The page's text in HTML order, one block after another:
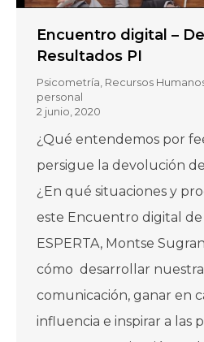
Encuentro digital –
Resultados PI
Psicometría, Recursos
personal
2 junio, 2020
¿Qué entendemos por
persigue la devolución
¿En qué situaciones y
este Encuentro digital de
ESPERTA, Montse
cómo desarrollar
comunicación, ganar en
influencia e inspirar a las